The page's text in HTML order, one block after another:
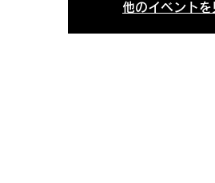
他のイベントを